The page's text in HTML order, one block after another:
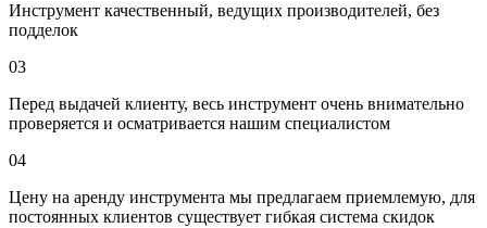
Инструмент качественный, ведущих производителей, без
подделок
03
Перед выдачей клиенту, весь инструмент очень внимательно
проверяется и осматривается нашим специалистом
04
Цену на аренду инструмента мы предлагаем приемлемую, для
постоянных клиентов существует гибкая система скидок